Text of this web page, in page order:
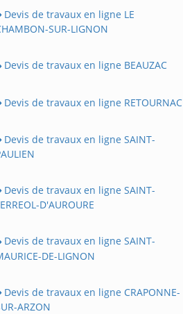
Devis de travaux en ligne LE
SUR-LIGNON
Devis de travaux en ligne BEAUZAC
Devis de travaux en ligne RETOURNAC
Devis de travaux en ligne SAINT-
Devis de travaux en ligne SAINT-
D'AUROURE
Devis de travaux en ligne SAINT-
DE-LIGNON
Devis de travaux en ligne CRAPONNE-
ARZON